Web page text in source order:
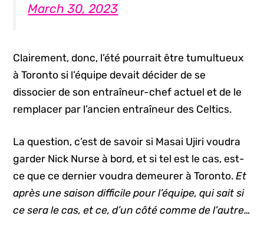
March 30, 2023
Clairement, donc, l’été pourrait être tumultueux
à Toronto si l’équipe devait décider de se
dissocier de son entraîneur-chef actuel et de le
remplacer par l’ancien entraîneur des Celtics.
La question, c’est de savoir si Masai Ujiri voudra
garder Nick Nurse à bord, et si tel est le cas, est-
ce que ce dernier voudra demeurer à Toronto.Et
après une saison difficile pour l’équipe, qui sait si
ce sera le cas, et ce, d’un côté comme de l’autre…